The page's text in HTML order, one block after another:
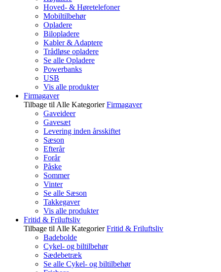
Hoved- & Høretelefoner
Mobiltilbehør
Opladere
Bilopladere
Kabler & Adaptere
Trådløse opladere
Se alle Opladere
Powerbanks
USB
Vis alle produkter
Firmagaver
Tilbage til Alle Kategorier Firmagaver
Gaveideer
Gavesæt
Levering inden årsskiftet
Sæson
Efterår
Forår
Påske
Sommer
Vinter
Se alle Sæson
Takkegaver
Vis alle produkter
Fritid & Friluftsliv
Tilbage til Alle Kategorier Fritid & Friluftsliv
Badebolde
Cykel- og biltilbehør
Sædebetræk
Se alle Cykel- og biltilbehør